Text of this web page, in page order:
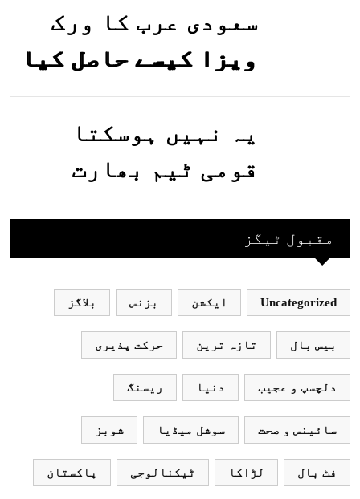
گئیں
سعودی عرب کا ورک
ویزا کیسے حاصل کیا
جاسکتا ہے؟جانیے
یہ نہیں ہوسکتا
قومی ٹیم بھارت
بھارتی ٹیم پاکستانمقبول ٹیگز
Uncategorized ایکشن بزنس بلاگز
بیس بال تازہ ترین حرکت پذیری
دلچسپ و عجیب دنیا ریسنگ
سائینس و صحت سوشل میڈیا شوبز
فٹ بال لڑاکا ٹیکنالوجی پاکستان